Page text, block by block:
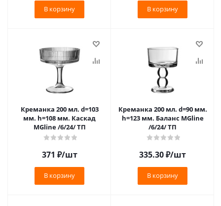
В корзину В корзину
Креманка 200 мл. d=103
мм. h=108 мм. Каскад
MGline /6/24/ ТП
371 ₽/шт
В корзину
Креманка 200 мл. d=90 мм.
h=123 мм. Баланс MGline
/6/24/ ТП
335.30₽/шт
В корзину